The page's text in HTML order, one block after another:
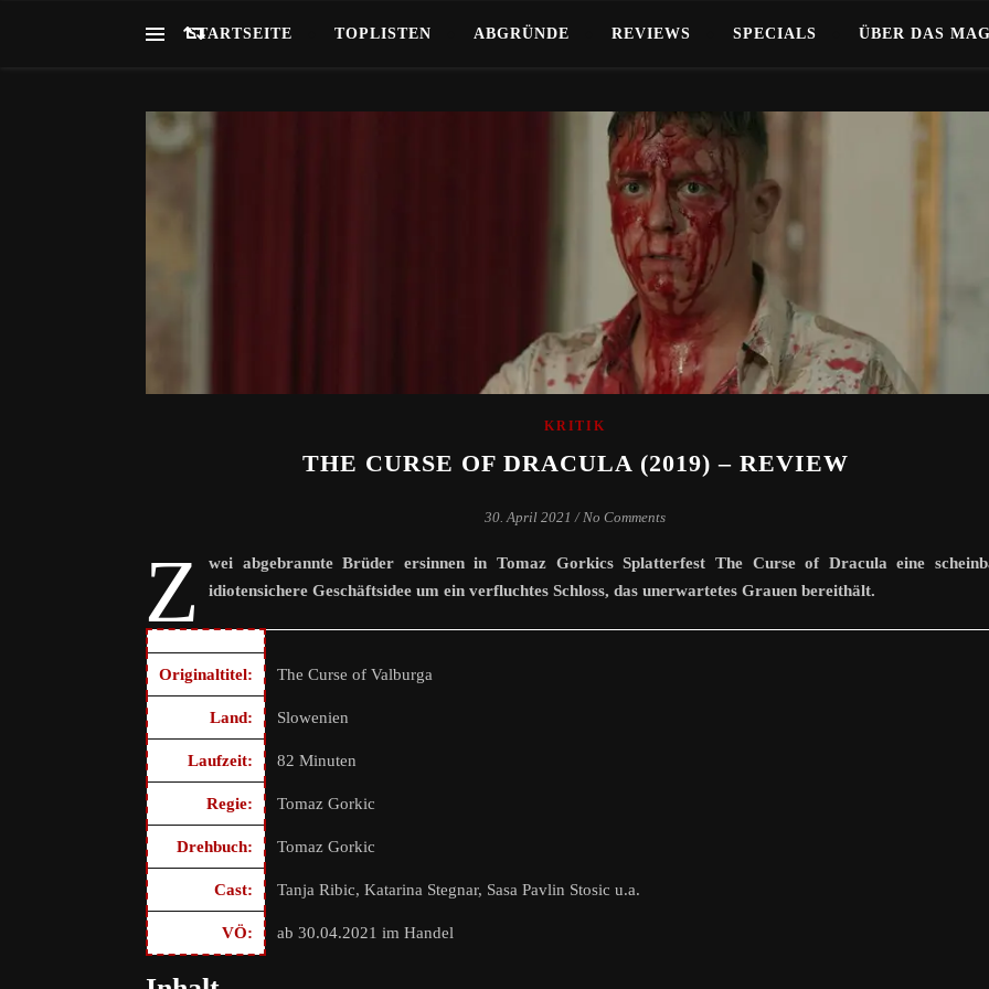
STARTSEITE TOPLISTEN ABGRÜNDE REVIEWS SPECIALS ÜBER DAS
KRITIK
THE CURSE OF DRACULA (2019) – REVIEW
30. April 2021 / No Comments
Z
wei abgebrannte Brüder ersinnen in Tomaz Gorkics Splatterfest The Curse of Dracula eine
idiotensichere Geschäftsidee um ein verfluchtes Schloss, das unerwartetes Grauen bereithält.
Originaltitel: The Curse of Valburga
Land: Slowenien
Laufzeit: 82 Minuten
Regie: Tomaz Gorkic
Drehbuch: Tomaz Gorkic
Cast: Tanja Ribic, Katarina Stegnar, Sasa Pavlin Stosic u.a.
VÖ: ab 30.04.2021 im Handel